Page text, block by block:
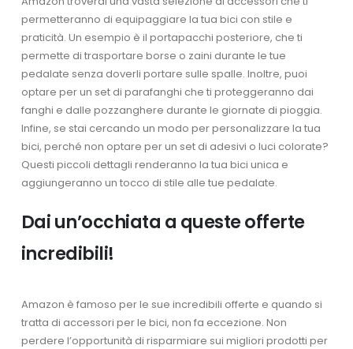
permetteranno di equipaggiare la tua bici con stile e
praticità. Un esempio è il portapacchi posteriore, che ti
permette di trasportare borse o zaini durante le tue
pedalate senza doverli portare sulle spalle. Inoltre, puoi
optare per un set di parafanghi che ti proteggeranno dai
fanghi e dalle pozzanghere durante le giornate di pioggia.
Infine, se stai cercando un modo per personalizzare la tua
bici, perché non optare per un set di adesivi o luci colorate?
Questi piccoli dettagli renderanno la tua bici unica e
aggiungeranno un tocco di stile alle tue pedalate.
Dai un’occhiata a queste offerte
incredibili!
Amazon è famoso per le sue incredibili offerte e quando si
tratta di accessori per le bici, non fa eccezione. Non
perdere l’opportunità di risparmiare sui migliori prodotti per